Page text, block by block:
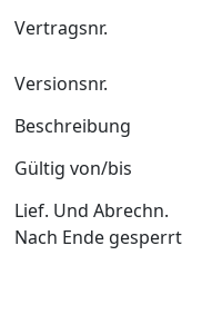
Vertragsnr.
Versionsnr.
Beschreibung
Gültig von/bis
Lief. Und Abrechn.
Nach Ende gesperrt